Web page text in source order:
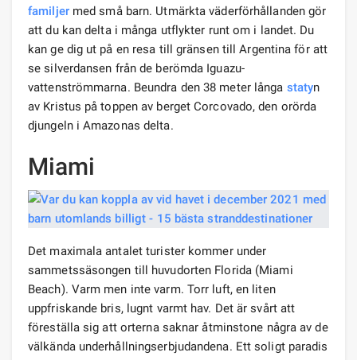
familjermed små barn. Utmärkta väderförhållanden gör
att du kan delta i många utflykter runt om i landet. Du
kan ge dig ut på en resa till gränsen till Argentina för att
se silverdansen från de berömda Iguazu-
vattenströmmarna. Beundra den 38 meter långa statyn
av Kristus på toppen av berget Corcovado, den orörda
djungeln i Amazonas delta.
Miami
Det maximala antalet turister kommer under
sammetssäsongen till huvudorten Florida (Miami
Beach). Varm men inte varm. Torr luft, en liten
uppfriskande bris, lugnt varmt hav. Det är svårt att
föreställa sig att orterna saknar åtminstone några av de
välkända underhållningserbjudandena. Ett soligt paradis